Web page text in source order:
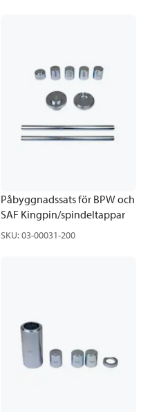
Påbyggnadssats för BPW och
SAF Kingpin/spindeltappar
SKU:03-00031-200